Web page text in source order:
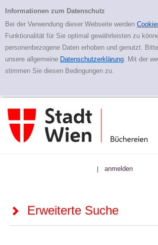
Erweiterte Suche
Informationen zum Datenschutz
Bei der Verwendung dieser Webseite werden
Funktionalität für Sie optimal gewährleisten zu
personenbezogene Daten erhoben und genutzt.
unsere allgemeine Datenschutzerklärung. Mit der
stimmen Sie diesen Bedingungen zu.
| anmelden
Erweiterte Suche